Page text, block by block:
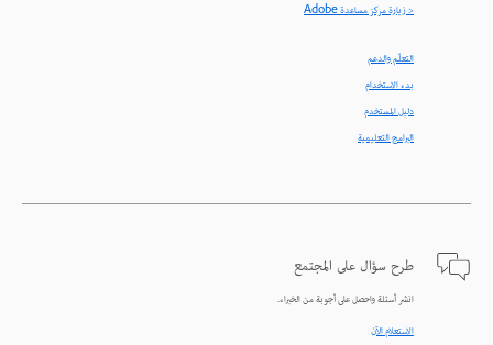
< زيارة مركز مساعدة Adobe
التعلّم والدعم
بدء الاستخدام
دليل المستخدم
البرامج التعليمية
طرح سؤال على المجتمع
انشر أسئلة واحصل على أجوبة من الخبراء.
الاستعلام الآن